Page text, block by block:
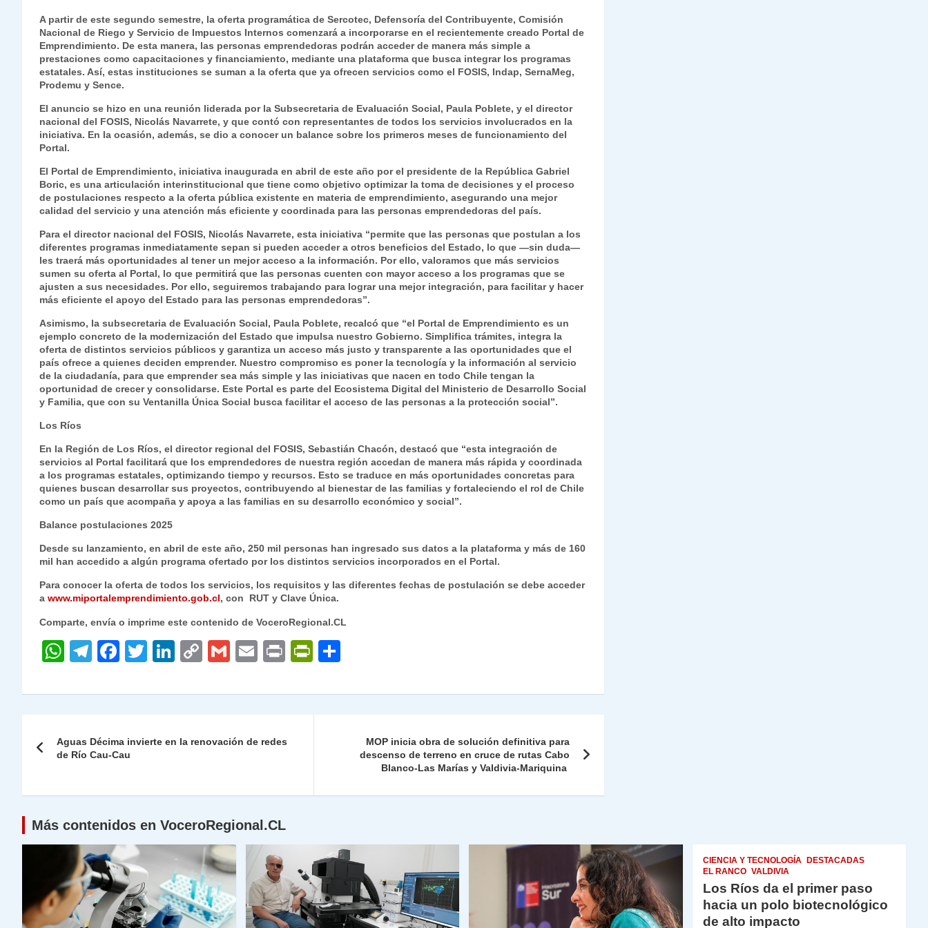
h
at
s
A
p
el
e
gr
a
m
c
e
b
o
k
w
itt
er
k
e
dI
n
o
p
y
Li
n
k
m
ai
l
ai
l
ri
nt
ri
nt
Fr
ie
dl
y
m
p
ar
tir
A partir de este segundo semestre, la oferta programática de Sercotec, Defensoría del Contribuyente, Comisión
Nacional de Riego y Servicio de Impuestos Internos comenzará a incorporarse en el recientemente creado Portal de
Emprendimiento. De esta manera, las personas emprendedoras podrán acceder de manera más simple a
prestaciones como capacitaciones y financiamiento, mediante una plataforma que busca integrar los programas
estatales. Así, estas instituciones se suman a la oferta que ya ofrecen servicios como el FOSIS, Indap, SernaMeg,
Prodemu y Sence.
El anuncio se hizo en una reunión liderada por la Subsecretaria de Evaluación Social, Paula Poblete, y el director
nacional del FOSIS, Nicolás Navarrete, y que contó con representantes de todos los servicios involucrados en la
iniciativa. En la ocasión, además, se dio a conocer un balance sobre los primeros meses de funcionamiento del
Portal.
El Portal de Emprendimiento, iniciativa inaugurada en abril de este año por el presidente de la República Gabriel
Boric, es una articulación interinstitucional que tiene como objetivo optimizar la toma de decisiones y el proceso
de postulaciones respecto a la oferta pública existente en materia de emprendimiento, asegurando una mejor
calidad del servicio y una atención más eficiente y coordinada para las personas emprendedoras del país.
Para el director nacional del FOSIS, Nicolás Navarrete, esta iniciativa “permite que las personas que postulan a los
diferentes programas inmediatamente sepan si pueden acceder a otros beneficios del Estado, lo que —sin duda—
les traerá más oportunidades al tener un mejor acceso a la información. Por ello, valoramos que más servicios
sumen su oferta al Portal, lo que permitirá que las personas cuenten con mayor acceso a los programas que se
ajusten a sus necesidades. Por ello, seguiremos trabajando para lograr una mejor integración, para facilitar y hacer
más eficiente el apoyo del Estado para las personas emprendedoras”.
Asimismo, la subsecretaria de Evaluación Social, Paula Poblete, recalcó que “el Portal de Emprendimiento es un
ejemplo concreto de la modernización del Estado que impulsa nuestro Gobierno. Simplifica trámites, integra la
oferta de distintos servicios públicos y garantiza un acceso más justo y transparente a las oportunidades que el
país ofrece a quienes deciden emprender. Nuestro compromiso es poner la tecnología y la información al servicio
de la ciudadanía, para que emprender sea más simple y las iniciativas que nacen en todo Chile tengan la
oportunidad de crecer y consolidarse. Este Portal es parte del Ecosistema Digital del Ministerio de Desarrollo Social
y Familia, que con su Ventanilla Única Social busca facilitar el acceso de las personas a la protección social”.
Los Ríos
En la Región de Los Ríos, el director regional del FOSIS, Sebastián Chacón, destacó que “esta integración de
servicios al Portal facilitará que los emprendedores de nuestra región accedan de manera más rápida y coordinada
a los programas estatales, optimizando tiempo y recursos. Esto se traduce en más oportunidades concretas para
quienes buscan desarrollar sus proyectos, contribuyendo al bienestar de las familias y fortaleciendo el rol de Chile
como un país que acompaña y apoya a las familias en su desarrollo económico y social”.
Balance postulaciones 2025
Desde su lanzamiento, en abril de este año, 250 mil personas han ingresado sus datos a la plataforma y más de 160
mil han accedido a algún programa ofertado por los distintos servicios incorporados en el Portal.
Para conocer la oferta de todos los servicios, los requisitos y las diferentes fechas de postulación se debe acceder
a www.miportalemprendimiento.gob.cl, con RUT y Clave Única.
Comparte, envía o imprime este contenido de VoceroRegional.CL
W
at
A
p
T
e
a
m
F
c
b
o
T
itt
Li
k
dI
C
p
Li
G
ai
E
ai
P
nt
P
nt m
tir
de
Aguas Décima invierte en la renovación de redes
de Río Cau-Cau
MOP inicia obra de solución definitiva para
descenso de terreno en cruce de rutas Cabo
Blanco-Las Marías y Valdivia-Mariquina
Más contenidos en VoceroRegional.CL
CIENCIA Y TECNOLOGÍA
DESTACADAS
EL RANCO VALDIVIA
Los Ríos da el primer paso
hacia un polo biotecnológico
de alto impacto